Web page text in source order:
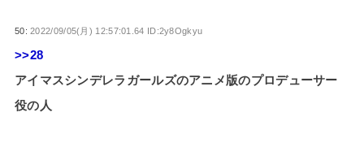
50:2022/09/05(月) 12:57:01.64 ID:2y8Ogkyu
>>28
アイマスシンデレラガールズのアニメ版のプロデューサー
役の人